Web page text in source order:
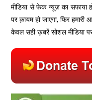
मीडिया से फेक न्यूज़ का सफाया
पर क़ायम हो जाएगा, फिर हमारी
केवल सही ख़बरें सोशल मीडिया